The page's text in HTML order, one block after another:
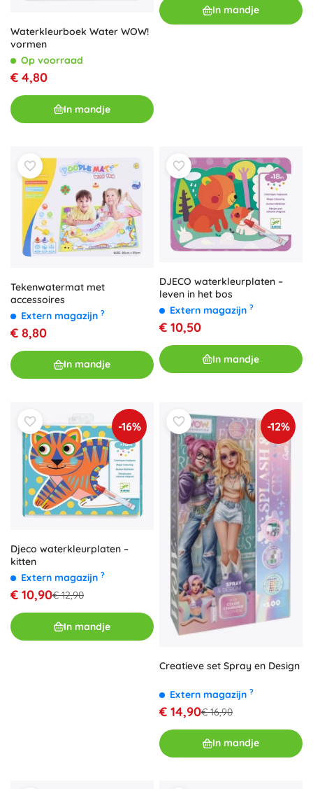
Waterkleurboek Water WOW!
vormen
Op voorraad
€ 4,80
In mandje
In mandje
Tekenwatermat met
accessoires
Extern magazijn ?
€ 8,80
In mandje
DJECO waterkleurplaten –
leven in het bos
Extern magazijn ?
€ 10,50
In mandje
-16%
Djeco waterkleurplaten –
kitten
Extern magazijn ?
€ 10,90€ 12,90
In mandje
-12%
Creatieve set Spray en Design
Extern magazijn ?
€ 14,90€ 16,90
In mandje